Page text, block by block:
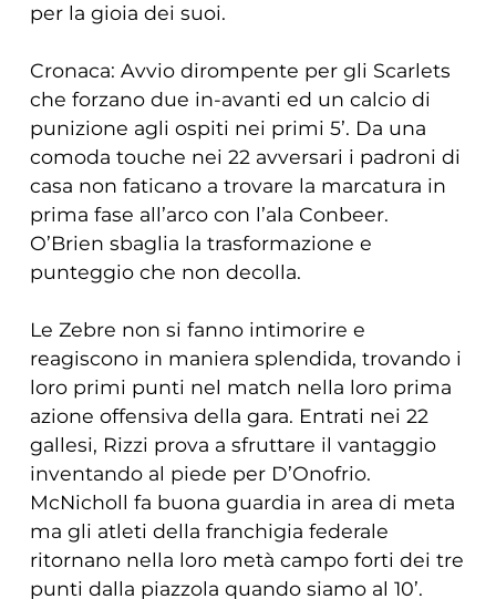
per la gioia dei suoi.
Cronaca: Avvio dirompente per gli Scarlets
che forzano due in-avanti ed un calcio di
punizione agli ospiti nei primi 5’. Da una
comoda touche nei 22 avversari i padroni di
casa non faticano a trovare la marcatura in
prima fase all’arco con l’ala Conbeer.
O’Brien sbaglia la trasformazione e
punteggio che non decolla.
Le Zebre non si fanno intimorire e
reagiscono in maniera splendida, trovando i
loro primi punti nel match nella loro prima
azione offensiva della gara. Entrati nei 22
gallesi, Rizzi prova a sfruttare il vantaggio
inventando al piede per D’Onofrio.
McNicholl fa buona guardia in area di meta
ma gli atleti della franchigia federale
ritornano nella loro metà campo forti dei tre
punti dalla piazzola quando siamo al 10’.